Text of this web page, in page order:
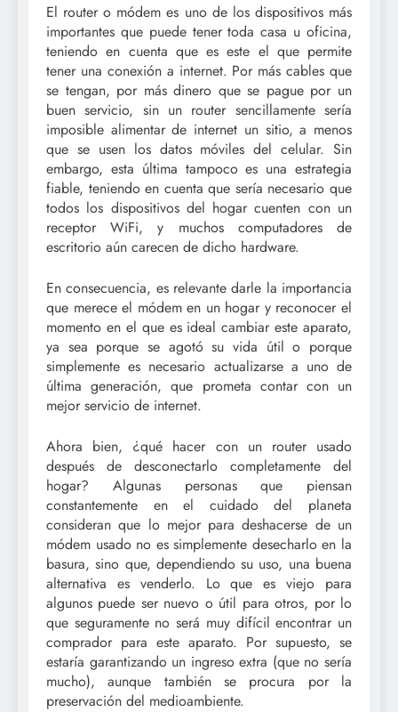
El router o módem es uno de los dispositivos más
importantes que puede tener toda casa u oficina,
teniendo en cuenta que es este el que permite
tener una conexión a internet. Por más cables que
se tengan, por más dinero que se pague por un
buen servicio, sin un router sencillamente sería
imposible alimentar de internet un sitio, a menos
que se usen los datos móviles del celular. Sin
embargo, esta última tampoco es una estrategia
fiable, teniendo en cuenta que sería necesario que
todos los dispositivos del hogar cuenten con un
receptor WiFi, y muchos computadores de
escritorio aún carecen de dicho hardware.
En consecuencia, es relevante darle la importancia
que merece el módem en un hogar y reconocer el
momento en el que es ideal cambiar este aparato,
ya sea porque se agotó su vida útil o porque
simplemente es necesario actualizarse a uno de
última generación, que prometa contar con un
mejor servicio de internet.
Ahora bien, ¿qué hacer con un router usado
después de desconectarlo completamente del
hogar? Algunas personas que piensan
constantemente en el cuidado del planeta
consideran que lo mejor para deshacerse de un
módem usado no es simplemente desecharlo en la
basura, sino que, dependiendo su uso, una buena
alternativa es venderlo. Lo que es viejo para
algunos puede ser nuevo o útil para otros, por lo
que seguramente no será muy difícil encontrar un
comprador para este aparato. Por supuesto, se
estaría garantizando un ingreso extra (que no sería
mucho), aunque también se procura por la
preservación del medioambiente.